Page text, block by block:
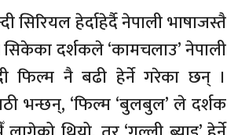
सिरियल हेर्दाहेर्दै नेपाली भाषाजस्तै
सिकेका दर्शकले ‘कामचलाउ’ नेपाली
फिल्म नै बढी हेर्ने गरेका छन् ।
भन्छन्, ‘फिल्म ‘बुलबुल’ ले दर्शक